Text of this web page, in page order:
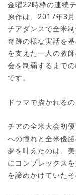
金曜22時枠の連続
原作は、2017年3
チアダンスで全米
奇跡の様な実話を
を支えた一人の教
会を制覇するまで
です。
ドラマで描かれる
チアの全米大会初
への憧れと全米優
夢を叶えたのは、
にコンプレックス
を諦めかけていた